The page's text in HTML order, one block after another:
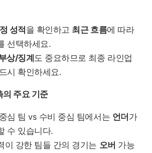
성적을 확인하고 최근 흐름에 따라
선택하세요.
상/징계도 중요하므로 최종 라인업
시 확인하세요.
의 주요 기준
심 팀 vs 수비 중심 팀에서는 언더가
수 있습니다.
이 강한 팀들 간의 경기는 오버 가능